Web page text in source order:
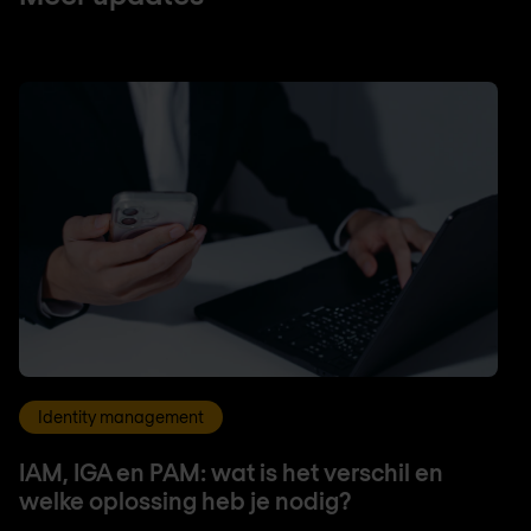
Identity management
IAM, IGA en PAM: wat is het verschil en
welke oplossing heb je nodig?